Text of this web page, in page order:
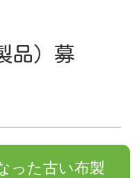
品）募
った古い布製